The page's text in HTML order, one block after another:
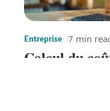
Entreprise 7 min
Calcul du